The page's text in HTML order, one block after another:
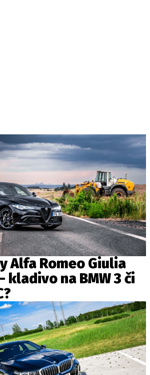
Alfa Romeo Giulia
kladivo na BMW 3 či